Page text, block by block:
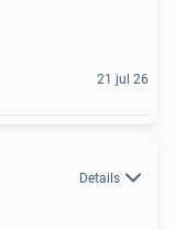
21 jul 26
Details